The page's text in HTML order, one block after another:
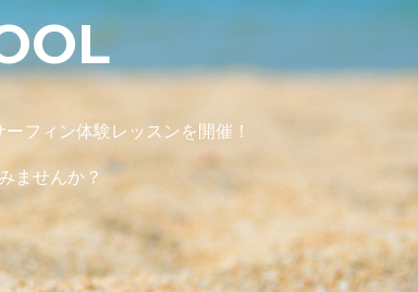
フィン体験レッスンを開催！
ませんか？